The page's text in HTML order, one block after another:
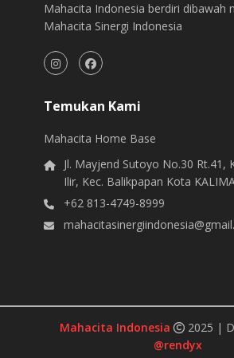
Mahacita Indonesia berdiri dibawah
Mahacita Sinergi Indonesia
Temukan Kami
Mahacita Home Base
Jl. Mayjend Sutoyo No.30 Rt.41,
Ilir, Kec. Balikpapan Kota
+62 813-4749-8999
Mahacita Indonesia 2025 |
@rendyx